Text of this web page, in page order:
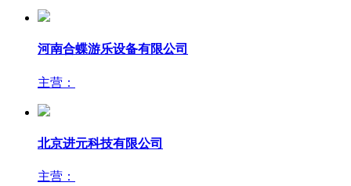
河南合蝶游乐设备有限公司
主营：
北京进元科技有限公司
主营：